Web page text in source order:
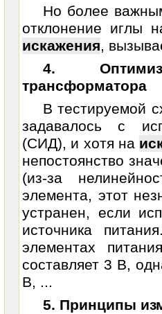
Но более
отклонение иглы
искажения,
4.
трансформатора
В тестируемой
задавалось с
(СИД), и хотя на
непостоянство
(из-за
элемента, этот
устранен, если
источника
элементах
составляет 3 В,
В, ...
5. Принципы